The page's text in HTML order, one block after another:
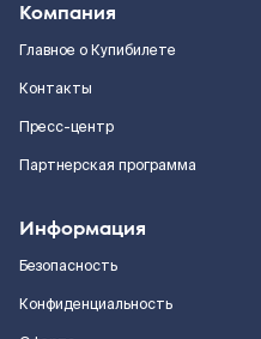
Компания
Главное о Купибилете
Контакты
Пресс-центр
Партнерская программа
Информация
Безопасность
Конфиденциальность